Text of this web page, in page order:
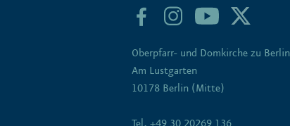
Oberpfarr- und Domkirche zu Berlin
Am Lustgarten
10178 Berlin (Mitte)